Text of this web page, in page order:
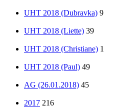
UHT 2018 (Dubravka) 9
UHT 2018 (Liette) 39
UHT 2018 (Christiane) 1
UHT 2018 (Paul) 49
AG (26.01.2018) 45
2017 216